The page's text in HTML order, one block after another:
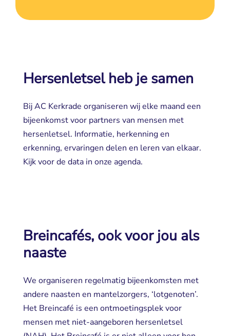
Hersenletsel heb je samen
Bij AC Kerkrade organiseren wij elke maand een
bijeenkomst voor partners van mensen met
hersenletsel. Informatie, herkenning en
erkenning, ervaringen delen en leren van elkaar.
Kijk voor de data in onze agenda.
Breincafés, ook voor jou als
naaste
We organiseren regelmatig bijeenkomsten met
andere naasten en mantelzorgers, ‘lotgenoten’.
Het Breincafé is een ontmoetingsplek voor
mensen met niet-aangeboren hersenletsel